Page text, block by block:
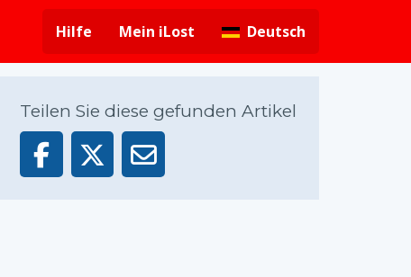
Hilfe
Mein iLost Deutsch
Teilen Sie diese gefunden Artikel